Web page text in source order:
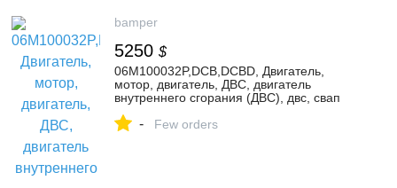
bamper
5250 $
06M100032P,DCB,DCBD, Двигатель,
мотор, двигатель, ДВС, двигатель
внутреннего сгорания (ДВС), двс, свап
мотора, электродвигатель, бензиновый
- Few orders